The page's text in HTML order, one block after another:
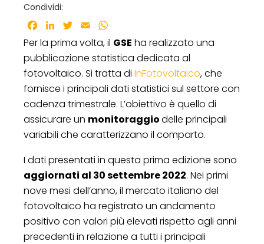
Condividi:
Facebook
LinkedInTwitter
Email
Per la prima volta, il GSE ha realizzato una
pubblicazione statistica dedicata al
fotovoltaico. Si tratta di InFotovoltaico, che
fornisce i principali dati statistici sul settore con
cadenza trimestrale. L’obiettivo è quello di
assicurare un monitoraggiodelle principali
variabili che caratterizzano il comparto.
I dati presentati in questa prima edizione sono
aggiornati al 30 settembre 2022. Nei primi
nove mesi dell’anno, il mercato italiano del
fotovoltaico ha registrato un andamento
positivo con valori più elevati rispetto agli anni
precedenti in relazione a tutti i principali